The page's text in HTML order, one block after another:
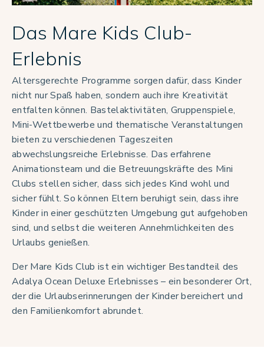
Das Mare Kids Club-
Erlebnis
Altersgerechte Programme sorgen dafür, dass Kinder
nicht nur Spaß haben, sondern auch ihre Kreativität
entfalten können. Bastelaktivitäten, Gruppenspiele,
Mini-Wettbewerbe und thematische Veranstaltungen
bieten zu verschiedenen Tageszeiten
abwechslungsreiche Erlebnisse. Das erfahrene
Animationsteam und die Betreuungskräfte des Mini
Clubs stellen sicher, dass sich jedes Kind wohl und
sicher fühlt. So können Eltern beruhigt sein, dass ihre
Kinder in einer geschützten Umgebung gut aufgehoben
sind, und selbst die weiteren Annehmlichkeiten des
Urlaubs genießen.
Der Mare Kids Club ist ein wichtiger Bestandteil des
Adalya Ocean Deluxe Erlebnisses – ein besonderer Ort,
der die Urlaubserinnerungen der Kinder bereichert und
den Familienkomfort abrundet.